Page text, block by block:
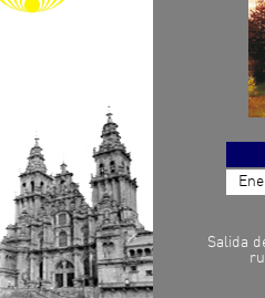
Salida